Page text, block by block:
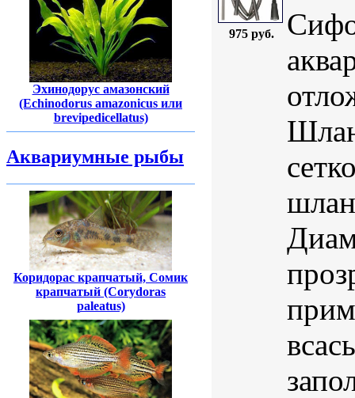
Эхинодорус амазонский
(Echinodorus amazonicus или
brevipedicellatus)
Аквариумные рыбы
Коридорас крапчатый, Сомик
крапчатый (Corydoras
paleatus)
975 руб.